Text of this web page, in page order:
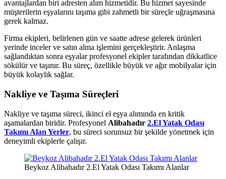
avantajlardan biri adresten alım hizmetidir. Bu hizmet sayesinde
müşterilerin eşyalarını taşıma gibi zahmetli bir süreçle uğraşmasına
gerek kalmaz.
Firma ekipleri, belirlenen gün ve saatte adrese gelerek ürünleri
yerinde inceler ve satın alma işlemini gerçekleştirir. Anlaşma
sağlandıktan sonra eşyalar profesyonel ekipler tarafından dikkatlice
sökülür ve taşınır. Bu süreç, özellikle büyük ve ağır mobilyalar için
büyük kolaylık sağlar.
Nakliye ve Taşıma Süreçleri
Nakliye ve taşıma süreci, ikinci el eşya alımında en kritik
aşamalardan biridir. Profesyonel Alibahadır 2.El Yatak Odası
Takımı Alan Yerler, bu süreci sorunsuz bir şekilde yönetmek için
deneyimli ekiplerle çalışır.
Beykoz Alibahadır 2.El Yatak Odası Takımı Alanlar